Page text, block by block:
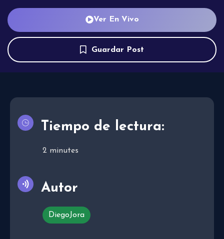
Ver En Vivo
Guardar Post
Tiempo de lectura:
2 minutes
Autor
DiegoJora